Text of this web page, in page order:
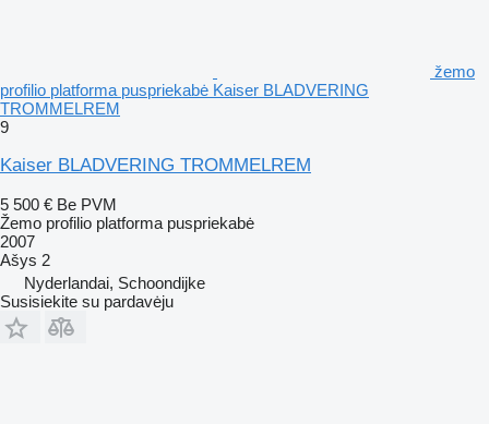
žemo
profilio platforma puspriekabė Kaiser BLADVERING
TROMMELREM
9
Kaiser BLADVERING TROMMELREM
5 500 € Be PVM
Žemo profilio platforma puspriekabė
2007
Ašys 2
Nyderlandai, Schoondijke
Susisiekite su pardavėju